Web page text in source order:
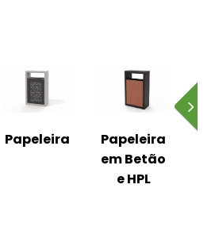
Papeleira
Papeleira
em Betão
e HPL